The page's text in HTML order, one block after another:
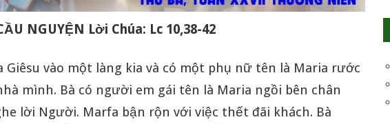
NGUYỆN Lời Chúa: Lc 10,38-42
Giêsu vào một làng kia và có một phụ nữ tên là Maria rước
mình. Bà có người em gái tên là Maria ngồi bên chân
lời Người. Marfa bận rộn với việc thết đãi khách. Bà